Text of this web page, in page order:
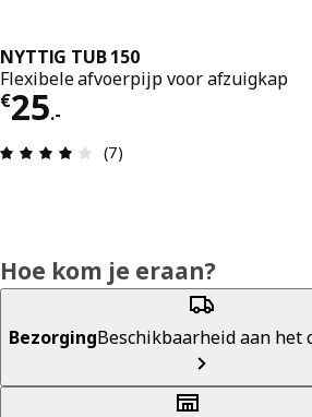
NYTTIG TUB 150
Flexibele afvoerpijp voor afzuigkap
€25.-
Prijs € 25.-
Review: 4 van 5 sterren.
(7)
Hoe kom je eraan?
BezorgingBeschikbaarheid aan het